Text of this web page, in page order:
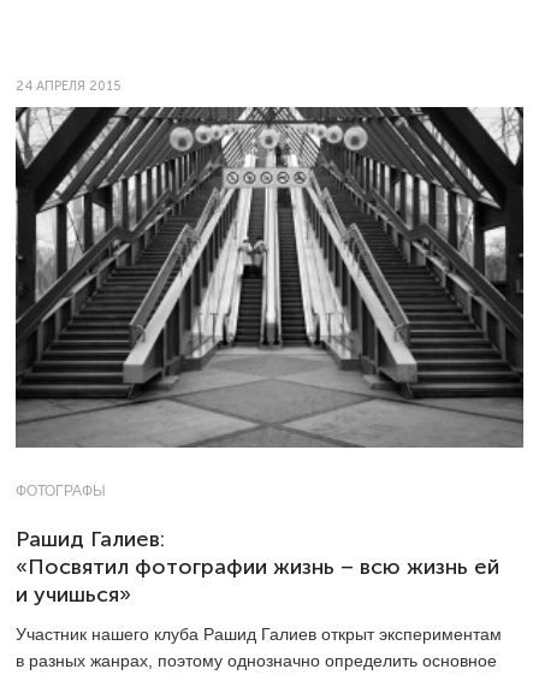
24 АПРЕЛЯ 2015
ФОТОГРАФЫ
Рашид Галиев:
«Посвятил фотографии жизнь – всю жизнь ей
и учишься»
Участник нашего клуба Рашид Галиев открыт экспериментам
в разных жанрах, поэтому однозначно определить основное